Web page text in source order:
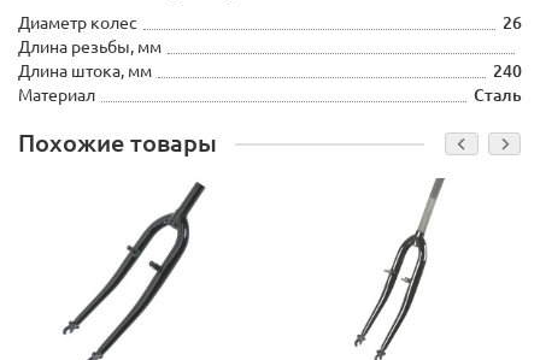
Диаметр колес
26
Длина резьбы, мм
Длина штока, мм
240
Материал
Сталь
Похожие товары